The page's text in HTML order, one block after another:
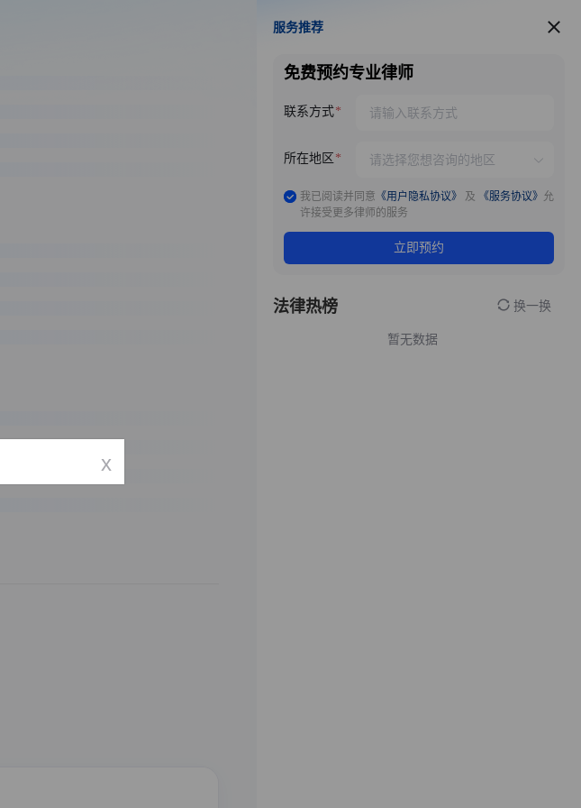
服务推荐
服务推荐
免费预约专业律师
联系方式
所在地区
我已阅读并同意 《用户隐私协议》 及 《服务协议》 允
许接受更多律师的服务
立即预约
法律热榜 换一换
暂无数据
x